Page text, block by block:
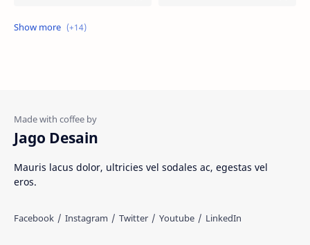
Jasa website
Rumah Adat
Tarian Tradisional
Web freelancer Wisata Indonesia
Jago Desain
Mauris lacus dolor, ultricies vel sodales ac, egestas vel
eros.